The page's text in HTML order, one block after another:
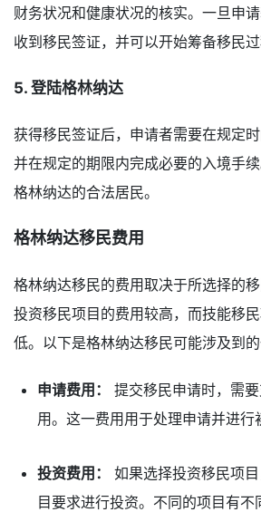
财务状况和健康状况的核实。一旦申
收到移民签证，并可以开始筹备移民过
5. 登陆格林纳达
获得移民签证后，申请者需要在规定时
并在规定的期限内完成必要的入境手
格林纳达的合法居民。
格林纳达移民费用
格林纳达移民的费用取决于所选择的移
投资移民项目的费用较高，而技能移
低。以下是格林纳达移民可能涉及到的
申请费用：
提交移民申请时，需
用。这一费用用于处理申请并进行
投资费用：
如果选择投资移民项
目要求进行投资。不同的项目有